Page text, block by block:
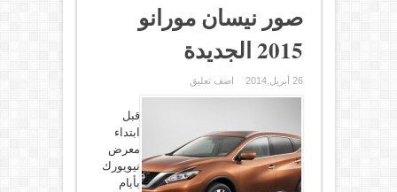
صور نيسان مورانو
2015 الجديدة
26 أبريل,2014 اضف تعليق
قبل
ابتداء
معرض
نيويورك
بأيام